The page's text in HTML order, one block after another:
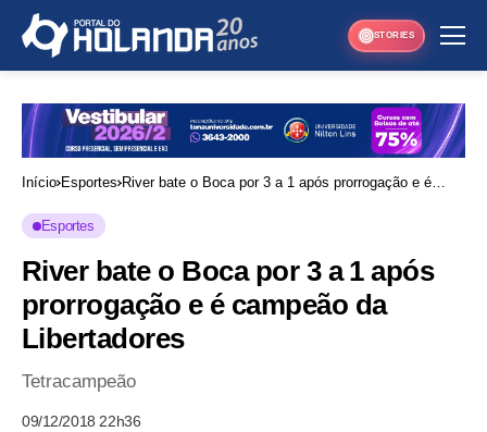
STORIES
Início Esportes River bate o Boca por 3 a 1 após prorrogação e é
Esportes
River bate o Boca por 3 a 1 após
prorrogação e é campeão da
Libertadores
Tetracampeão
09/12/2018 22h36